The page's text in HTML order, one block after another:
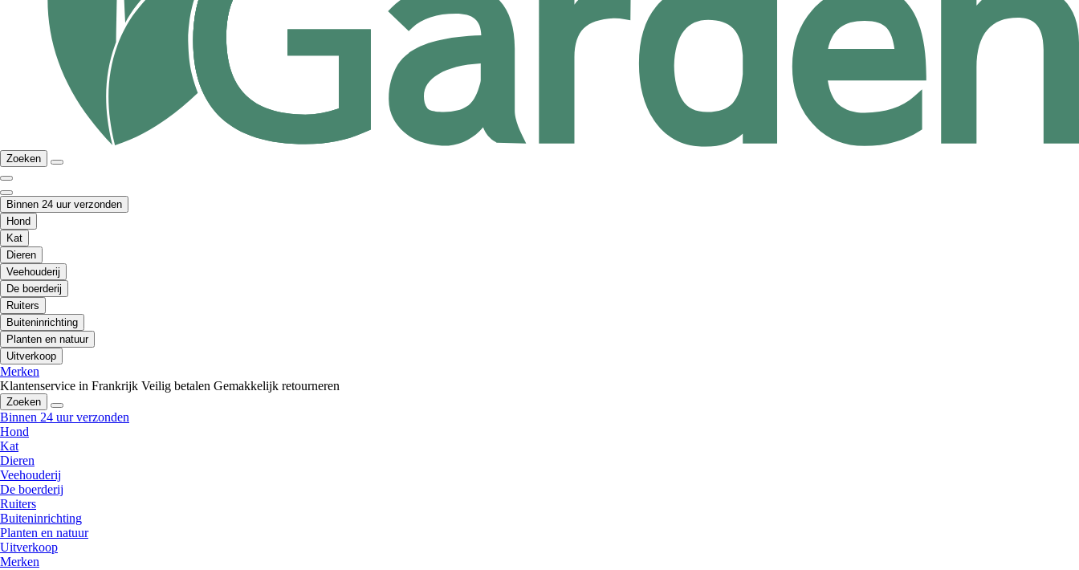
Zoeken
Binnen 24 uur verzonden
Hond
Kat
Dieren
Veehouderij
De boerderij
Ruiters
Buiteninrichting
Planten en natuur
Uitverkoop
Merken
Klantenservice in Frankrijk Veilig betalen Gemakkelijk retourneren
Zoeken
Binnen 24 uur verzonden
Hond
Kat
Dieren
Veehouderij
De boerderij
Ruiters
Buiteninrichting
Planten en natuur
Uitverkoop
Merken